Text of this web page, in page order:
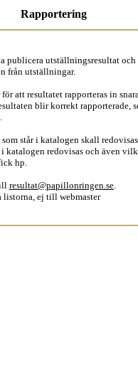
Rapportering
publicera utställningsresultat och
från utställningar.
att resultatet rapporteras in
blir korrekt rapporterade,
står i katalogen skall
i katalogen redovisas och även
hp.
resultat@papillonringen.se.
listorna,ej till webmaster